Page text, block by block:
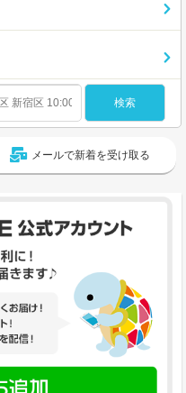
メールで新着を受け取る